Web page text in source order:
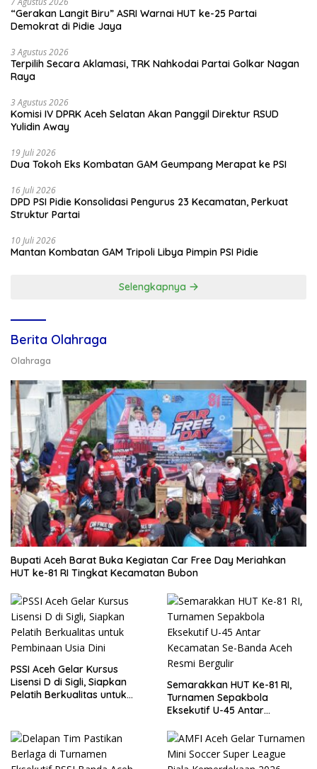
“Gerakan Langit Biru” ASRI Warnai HUT ke-25 Partai
Demokrat di Pidie Jaya
3 Agustus 2026
Terpilih Secara Aklamasi, TRK Nahkodai Partai Golkar Nagan
Raya
3 Agustus 2026
Komisi IV DPRK Aceh Selatan Akan Panggil Direktur RSUD
Yulidin Away
19 Juli 2026
Dua Tokoh Eks Kombatan GAM Geumpang Merapat ke PSI
16 Juli 2026
DPD PSI Pidie Konsolidasi Pengurus 23 Kecamatan, Perkuat
Struktur Partai
10 Juli 2026
Mantan Kombatan GAM Tripoli Libya Pimpin PSI Pidie
Selengkapnya
Berita Olahraga
Olahraga
Bupati Aceh Barat Buka Kegiatan Car Free Day Meriahkan
HUT ke-81 RI Tingkat Kecamatan Bubon
PSSI Aceh Gelar Kursus
Lisensi D di Sigli, Siapkan
Pelatih Berkualitas untuk
Semarakkan HUT Ke-81 RI,
Turnamen Sepakbola
Eksekutif U-45 Antar
Resmi Bergulir